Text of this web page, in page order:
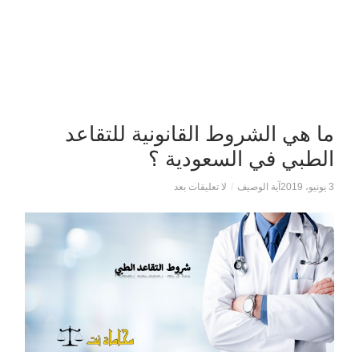
ما هي الشروط القانونية للتقاعد
الطبي في السعودية ؟
3 يونيو، 2019 آية الوصيف / لا تعليقات بعد